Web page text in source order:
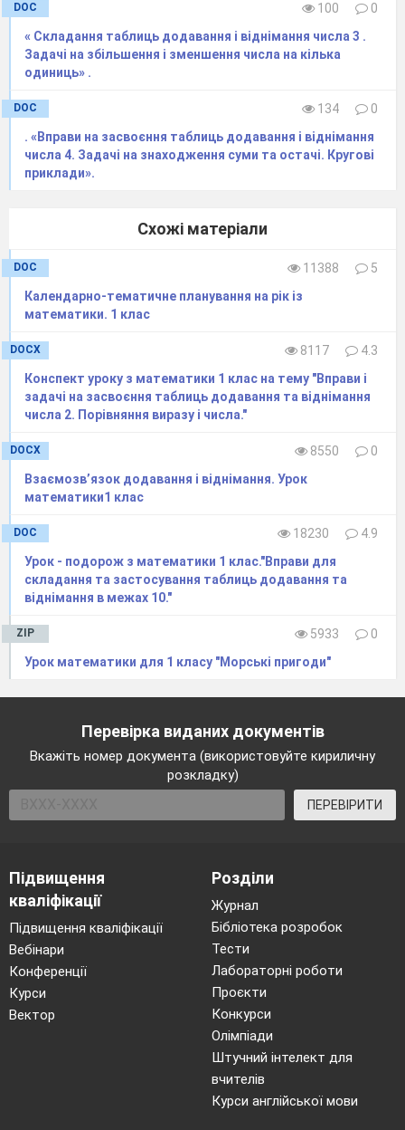
DOC 100
0
« Складання таблиць додавання і віднімання числа 3 .
Задачі на збільшення і зменшення числа на кілька
одиниць» .
DOC 134
0
. «Вправи на засвоєння таблиць додавання і віднімання
числа 4. Задачі на знаходження суми та остачі. Кругові
приклади».
Схожі матеріали
DOC 11388
5
Календарно-тематичне планування на рік із
математики. 1 клас
DOCX 8117
4.3
Конспект уроку з математики 1 клас на тему "Вправи і
задачі на засвоєння таблиць додавання та віднімання
числа 2. Порівняння виразу і числа."
DOCX 8550
0
Взаємозвʼязок додавання і віднімання. Урок
математики1 клас
DOC 18230
4.9
Урок - подорож з математики 1 клас."Вправи для
складання та застосування таблиць додавання та
віднімання в межах 10."
ZIP 5933
0
Урок математики для 1 класу "Морські пригоди"
Перевірка виданих документів
Вкажіть номер документа (використовуйте кириличну
розкладку)
ПЕРЕВІРИТИ
Підвищення
кваліфікації
Підвищення кваліфікації
Вебінари
Конференції
Курси
Вектор
Розділи
Журнал
Бібліотека розробок
Тести
Лабораторні роботи
Проєкти
Конкурси
Олімпіади
Штучний інтелект для
вчителів
Курси англійської мови